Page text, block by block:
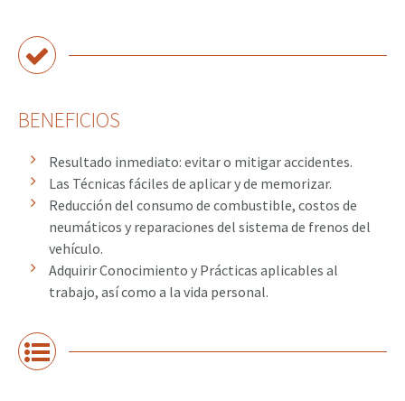
BENEFICIOS
Resultado inmediato: evitar o mitigar accidentes.
Las Técnicas fáciles de aplicar y de memorizar.
Reducción del consumo de combustible, costos de
neumáticos y reparaciones del sistema de frenos del
vehículo.
Adquirir Conocimiento y Prácticas aplicables al
trabajo, así como a la vida personal.